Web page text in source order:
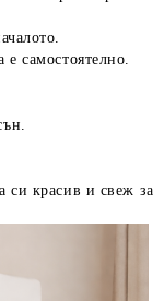
самостоятелно.
си красив и свеж за